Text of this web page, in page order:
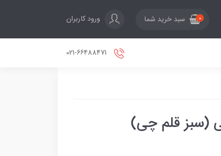
0 سبد خرید شما ورود کاربران
(سبز قلم چی)